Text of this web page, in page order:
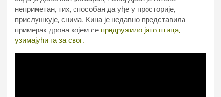
неприметан, тих, способан да уђе у просторије,
прислушкује, снима. Кина је недавно представила
примерак дрона којем се придружило јато птица,
узимајући га за свог.